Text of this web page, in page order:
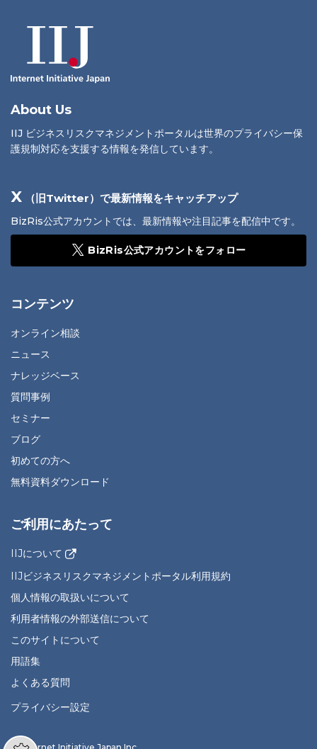
About Us
IIJ ビジネスリスクマネジメントポータルは世界のプライバシー保
護規制対応を支援する情報を発信しています。
X （旧Twitter）で最新情報をキャッチアップ
BizRis公式アカウントでは、最新情報や注目記事を配信中です。
BizRis公式アカウントをフォロー
コンテンツ
オンライン相談
ニュース
ナレッジベース
質問事例
セミナー
ブログ
初めての方へ
無料資料ダウンロード
ご利用にあたって
IIJについて
IIJビジネスリスクマネジメントポータル利用規約
個人情報の取扱いについて
利用者情報の外部送信について
このサイトについて
用語集
よくある質問
プライバシー設定